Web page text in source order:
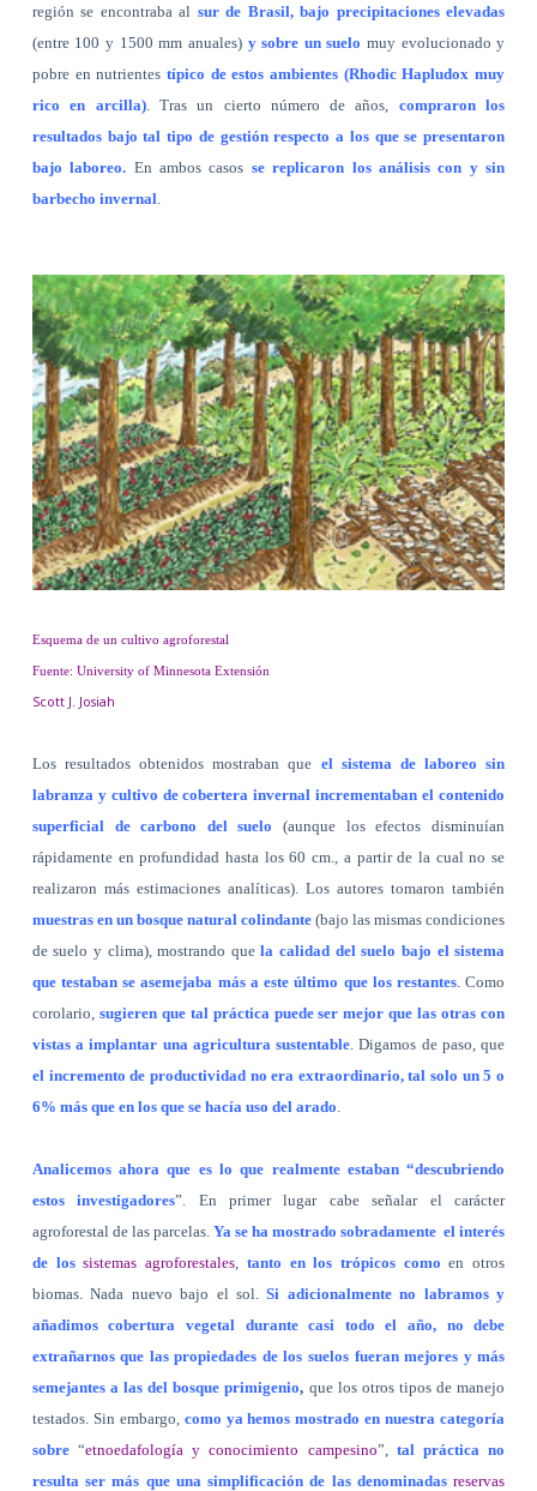
región se encontraba al sur de Brasil, bajo precipitaciones elevadas
(entre 100 y 1500 mm anuales) y sobre un suelo muy evolucionado y
pobre en nutrientes típico de estos ambientes (Rhodic Hapludox muy
rico en arcilla). Tras un cierto número de años, compraron los
resultados bajo tal tipo de gestión respecto a los que se presentaron
bajo laboreo. En ambos casos se replicaron los análisis con y sin
barbecho invernal
Esquema de un cultivo agroforestal
Fuente: University of Minnesota Extensión
Scott J. Josiah
Los resultados obtenidos mostraban que el sistema de laboreo sin
labranza y cultivo de cobertera invernal incrementaban el contenido
superficial de carbono del suelo (aunque los efectos disminuían
rápidamente en profundidad hasta los 60 cm., a partir de la cual no se
realizaron más estimaciones analíticas). Los autores tomaron también
muestras en un bosque natural colindante (bajo las mismas condiciones
de suelo y clima), mostrando quela calidad del suelo bajo el sistema
que testaban se asemejaba más a este último que los restantes. Como
corolario, sugieren que tal práctica puede ser mejor que las otras con
vistas a implantar una agricultura sustentable . Digamos de paso, que
el incremento de productividad no era extraordinario, tal solo un 5 o
6% más que en los que se hacía uso del arado
Analicemos ahora que es lo que realmente estaban “descubriendo
estos investigadores”. En primer lugar cabe señalar el carácter
agroforestal de las parcelas. Ya se ha mostrado sobradamente el interés
de los sistemas agroforestales tanto en los trópicos como en otros
biomas. Nada nuevo bajo el sol.
Si adicionalmente no labramos y
añadimos cobertura vegetal durante casi todo el año, no debe
extrañarnos que las propiedades de los suelos fueran mejores y más
semejantes a las del bosque primigenio, que los otros tipos de manejo
testados. Sin embargo, como ya hemos mostrado en nuestra categoría
sobre“etnoedafología y conocimiento campesino”,
tal práctica no
resulta ser más que una simplificación de las denominadas reservas